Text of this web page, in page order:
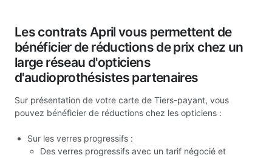
Les contrats April vous permettent de
bénéficier de réductions de prix chez un
large réseau d'opticiens
d'audioprothésistes partenaires
Sur présentation de votre carte de Tiers-payant, vous
pouvez bénéficier de réductions chez les opticiens :
Sur les verres progressifs :
Des verres progressifs avec un tarif négocié et